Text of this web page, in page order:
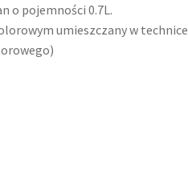
o pojemności 0.7L.
umieszczany w technice